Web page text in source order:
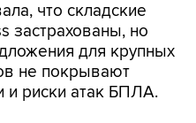
что складские
застрахованы, но
для крупных
не покрывают
и риски атак БПЛА.